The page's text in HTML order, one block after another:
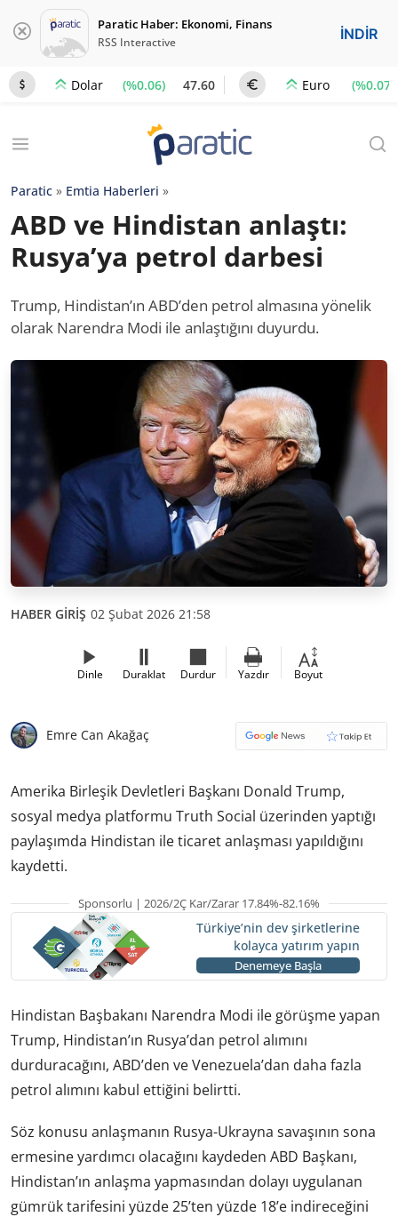
Paratic Haber: Ekonomi, Finans
RSS Interactive İNDİR
Dolar (%0.06) 47.60 Euro (%0.07)
Paratic » Emtia Haberleri »
ABD ve Hindistan anlaştı:
Rusya’ya petrol darbesi
Trump, Hindistan’ın ABD’den petrol almasına yönelik
olarak Narendra Modi ile anlaştığını duyurdu.
HABER GİRİŞ 02 Şubat 2026 21:58
Dinle Duraklat Durdur Yazdır Boyut
Emre Can Akağaç
Amerika Birleşik Devletleri Başkanı Donald Trump,
sosyal medya platformu Truth Social üzerinden yaptığı
paylaşımda Hindistan ile ticaret anlaşması yapıldığını
kaydetti.
Sponsorlu | 2026/2Ç Kar/Zarar 17.84%-82.16%
Türkiye’nin dev şirketlerine
kolayca yatırım yapın
Denemeye Başla
Hindistan Başbakanı Narendra Modi ile görüşme yapan
Trump, Hindistan’ın Rusya’dan petrol alımını
durduracağını, ABD’den ve Venezuela’dan daha fazla
petrol alımını kabul ettiğini belirtti.
Söz konusu anlaşmanın Rusya-Ukrayna savaşının sona
ermesine yardımcı olacağını kaydeden ABD Başkanı,
Hindistan’ın anlaşma yapmasından dolayı uygulanan
gümrük tarifesini yüzde 25’ten yüzde 18’e indireceğini